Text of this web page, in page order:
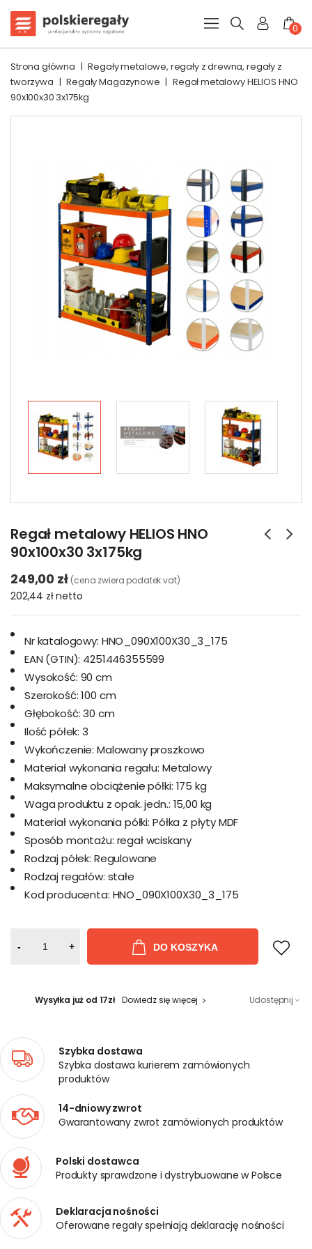
0
Strona główna | Regały metalowe, regały z drewna, regały z
tworzywa | Regały Magazynowe | Regał metalowy HELIOS HNO
90x100x30 3x175kg
Regał metalowy HELIOS HNO
90x100x30 3x175kg
249,00 zł (cena zwiera podatek vat)
202,44 złnetto
Nr katalogowy: HNO_090X100X30_3_175
EAN (GTIN): 4251446355599
Wysokość: 90 cm
Szerokość: 100 cm
Głębokość: 30 cm
Ilość półek: 3
Wykończenie: Malowany proszkowo
Materiał wykonania regału: Metalowy
Maksymalne obciążenie półki: 175 kg
Waga produktu z opak. jedn.: 15,00 kg
Materiał wykonania półki: Półka z płyty MDF
Sposób montażu: regał wciskany
Rodzaj półek: Regulowane
Rodzaj regałów: stałe
Kod producenta: HNO_090X100X30_3_175
- + DO KOSZYKA
Wysyłka już od 17zł Dowiedz się więcej Udostępnij
Szybka dostawa
Szybka dostawa kurierem zamówionych
produktów
14-dniowy zwrot
Gwarantowany zwrot zamówionych produktów
Polski dostawca
Produkty sprawdzone i dystrybuowane w Polsce
Deklaracja nośności
Oferowane regały spełniają deklarację nośności